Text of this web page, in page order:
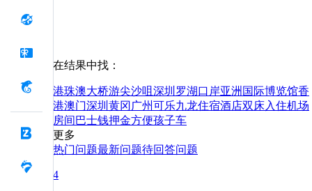
在结果中找：
港珠澳大桥游尖沙咀 深圳罗湖口岸亚洲国际博览馆香
港澳门深圳 黄冈 广州可乐九龙住宿酒店双床入住机场
房间 巴士钱押金方便孩子车
更多
热门问题最新问题待回答问题
4